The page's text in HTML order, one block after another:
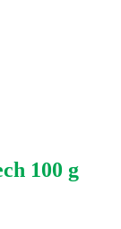
100 g